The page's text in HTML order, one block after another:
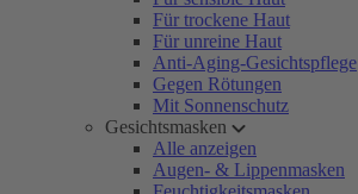
Für trockene Haut
Für unreine Haut
Anti-Aging-Gesichtspflege
Gegen Rötungen
Mit Sonnenschutz
Gesichtsmasken
Alle anzeigen
Augen- & Lippenmasken